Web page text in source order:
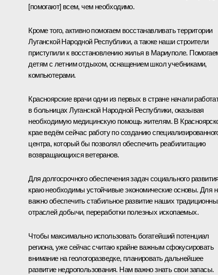
[помогают] всем, чем необходимо.
Кроме того, активно помогаем восстанавливать территории
Луганской Народной Республики, а также наши строители
приступили к восстановлению жилья в Мариуполе.
детям с летним отдыхом, оснащением школ учебниками,
компьютерами.
Красноярские врачи одни из первых в стране начали
в больницах Луганской Народной Республики, оказывая
необходимую медицинскую помощь жителям. В
крае ведём сейчас работу по созданию
центра, который бы позволял обеспечить реабилитацию
возвращающихся ветеранов.
Для долгосрочного обеспечения задач социального
краю необходимы устойчивые экономические основы. Для
важно обеспечить стабильное развитие наших
отраслей добычи, переработки полезных ископаемых.
Чтобы максимально использовать богатейший потенциал
региона, уже сейчас считаю крайне важным сфокусировать
внимание на геологоразведке, планировать дальнейшее
развитие недропользования. Нам важно знать свои запасы.